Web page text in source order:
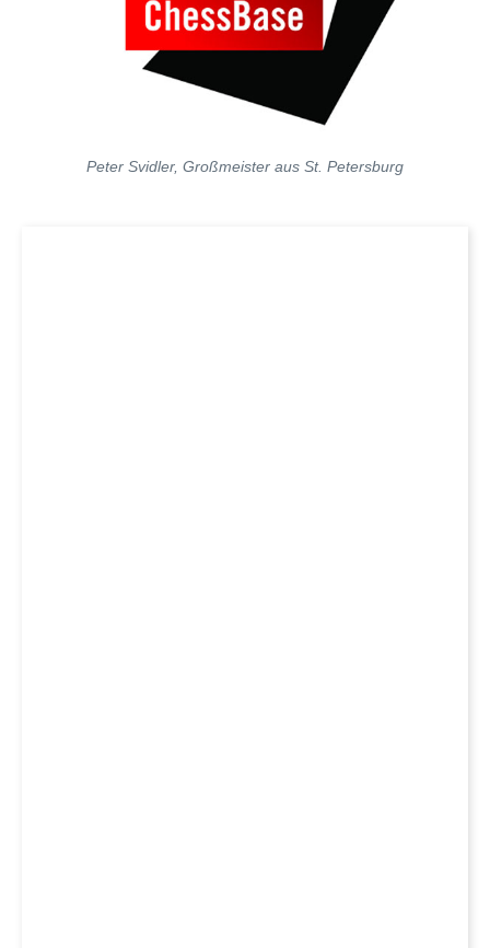
Peter Svidler, Großmeister aus St. Petersburg